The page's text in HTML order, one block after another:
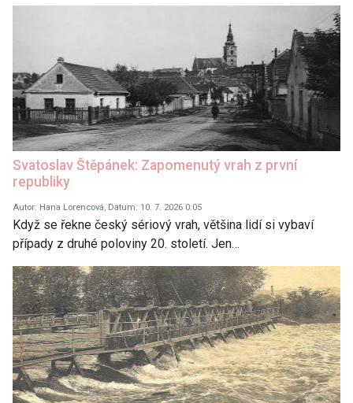
Svatoslav Štěpánek: Zapomenutý vrah z první
republiky
Autor: Hana Lorencová, Datum: 10. 7. 2026 0:05
Když se řekne český sériový vrah, většina lidí si vybaví
případy z druhé poloviny 20. století. Jen…